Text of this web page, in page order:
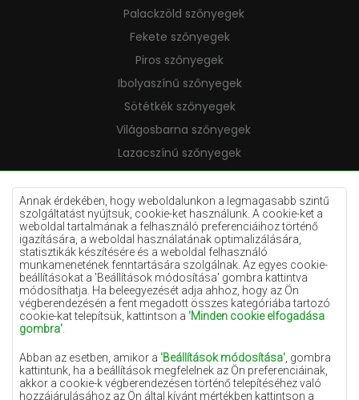
Annak érdekében, hogy weboldalunkon a legmagasabb szintű
szolgáltatást nyújtsuk, cookie-ket használunk. A cookie-ket a
weboldal tartalmának a felhasználó preferenciáihoz történő
igazítására, a weboldal használatának optimalizálására,
statisztikák készítésére és a weboldal felhasználó
munkamenetének fenntartására szolgálnak. Az egyes cookie-
beállításokat a 'Beállítások módosítása' gombra kattintva
módosíthatja. Ha beleegyezését adja ahhoz, hogy az Ön
végberendezésén a fent megadott összes kategóriába tartozó
cookie-kat telepítsük, kattintson a 'Minden cookie elfogadása
gombra'
Abban az esetben, amikor a 'Beállítások módosítása' , gombra
kattintunk, ha a beállítások megfelelnek az Ön preferenciáinak,
akkor a cookie-k végberendezésen történő telepítéséhez való
hozzájárulásához az Ön által kívánt mértékben kattintson a
Palackzöld szőnyegek
Fekete szőnyegek
Piros szőnyegek
Ibolyaszínű szőnyegek
Sötétkék szőnyegek
Világosbarna szőnyegek
Lazacszínű szőnyegek
Krémszínű szőnyegek
Lila szőnyegek
Sárga szőnyegek
Mentaszínű szőnyegek
Világoskék szőnyegek
Narancssárga szőnyegek
Rózsaszín szőnyegek
Terrakotta szőnyegek
Zöld szőnyegek